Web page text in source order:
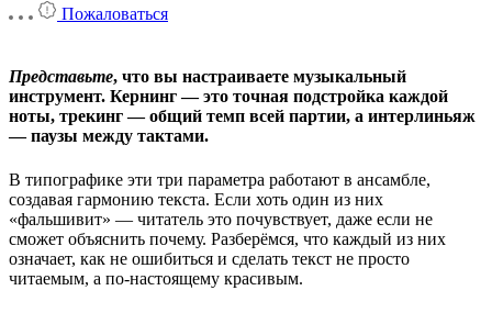
Пожаловаться
Представьте, что вы настраиваете музыкальный
инструмент. Кернинг — это точная подстройка каждой
ноты, трекинг — общий темп всей партии, а интерлиньяж
— паузы между тактами.
В типографике эти три параметра работают в ансамбле,
создавая гармонию текста. Если хоть один из них
«фальшивит» — читатель это почувствует, даже если не
сможет объяснить почему. Разберёмся, что каждый из них
означает, как не ошибиться и сделать текст не просто
читаемым, а по-настоящему красивым.